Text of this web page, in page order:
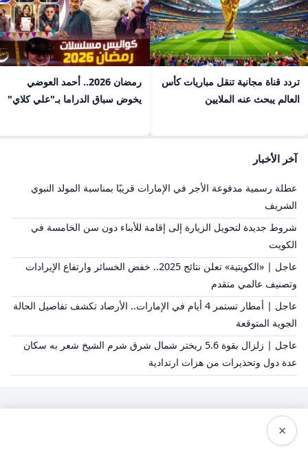
تردد قناة مجانية تنقل مباريات كأس
العالم يبحث عنه الملايين
رمضان 2026.. أحمد العوضي
يخوض سباق الدراما بـ"علي كلاي"
آخر الأخبار
عطلة رسمية مدفوعة الأجر في الإمارات قريبًا بمناسبة المولد النبوي
الشريف
شروط جديدة لتحويل الزيارة إلى إقامة للأبناء دون سن الخامسة في
الكويت
عاجل | «الكويتية» تعلن نتائج 2025.. خفض الخسائر وارتفاع الإيرادات
وتصنيف عالمي متقدم
عاجل | أمطار تستمر 4 أيام في الإمارات.. الأرصاد تكشف تفاصيل الحالة
الجوية المتوقعة
عاجل | زلزال بقوة 5.6 ريختر شمال شرق شرم الشيخ شعر به سكان
عدة دول وتحذيرات من هزات ارتدادية
×